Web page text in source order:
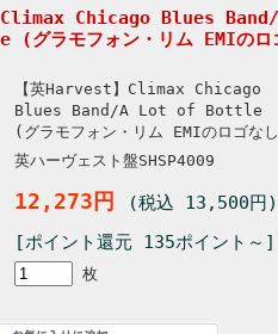
Climax Chicago Blues
ラモフォン・リム EMIのロ
【英Harvest】Climax Chicago
Blues Band/A Lot of Bottle
(グラモフォン・リム EMIのロゴな
英ハーヴェスト盤SHSP4009
12,273円
(税込 13,500円)
[ポイント還元 135ポイント～]
枚